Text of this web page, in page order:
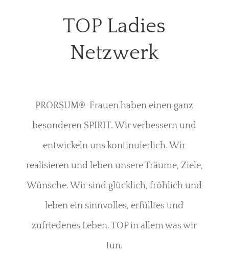
TOP Ladies
Netzwerk
PRORSUM®-Frauen haben einen ganz
besonderen SPIRIT. Wir verbessern und
entwickeln uns kontinuierlich. Wir
realisieren und leben unsere Träume, Ziele,
Wünsche. Wir sind glücklich, fröhlich und
leben ein sinnvolles, erfülltes und
zufriedenes Leben. TOP in allem was wir
tun.